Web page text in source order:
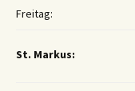
Freitag:
St. Markus: